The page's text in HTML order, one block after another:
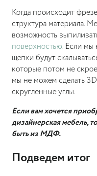
Когда происходит
структура материала.
возможность
поверхностью. Если мы
щепки будут
которые потом не
мы не можем сделать
скругленные углы.
Если вам хочется
дизайнерская мебель,
быть из МДФ.
Подведем итог